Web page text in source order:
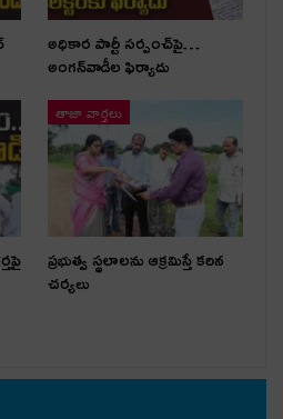
అధికార పార్టీ స‌ర్పంచ్‌పై…
అంగ‌న్‌వాడీల ఫిర్యాదు
తాజా వార్తలు
ప్రభుత్వ స్థలాలను ఆక్రమిస్తే కఠిన
చర్యలు